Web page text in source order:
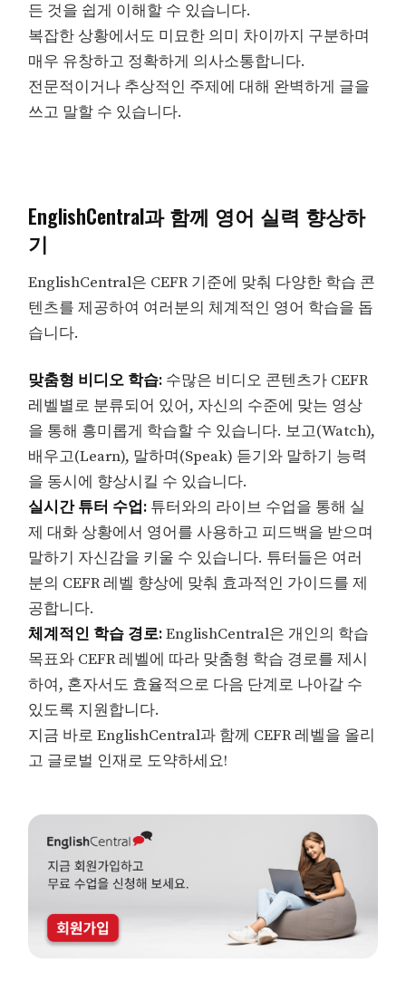
든 것을 쉽게 이해할 수 있습니다.
복잡한 상황에서도 미묘한 의미 차이까지 구분하며
매우 유창하고 정확하게 의사소통합니다.
전문적이거나 추상적인 주제에 대해 완벽하게 글을
쓰고 말할 수 있습니다.
EnglishCentral과 함께 영어 실력 향상하
기
EnglishCentral은 CEFR 기준에 맞춰 다양한 학습 콘
텐츠를 제공하여 여러분의 체계적인 영어 학습을 돕
습니다.
맞춤형 비디오 학습: 수많은 비디오 콘텐츠가 CEFR
레벨별로 분류되어 있어, 자신의 수준에 맞는 영상
을 통해 흥미롭게 학습할 수 있습니다. 보고(Watch),
배우고(Learn), 말하며(Speak) 듣기와 말하기 능력
을 동시에 향상시킬 수 있습니다.
실시간 튜터 수업: 튜터와의 라이브 수업을 통해 실
제 대화 상황에서 영어를 사용하고 피드백을 받으며
말하기 자신감을 키울 수 있습니다. 튜터들은 여러
분의 CEFR 레벨 향상에 맞춰 효과적인 가이드를 제
공합니다.
체계적인 학습 경로:EnglishCentral은 개인의 학습
목표와 CEFR 레벨에 따라 맞춤형 학습 경로를 제시
하여, 혼자서도 효율적으로 다음 단계로 나아갈 수
있도록 지원합니다.
지금 바로 EnglishCentral과 함께 CEFR 레벨을 올리
고 글로벌 인재로 도약하세요!